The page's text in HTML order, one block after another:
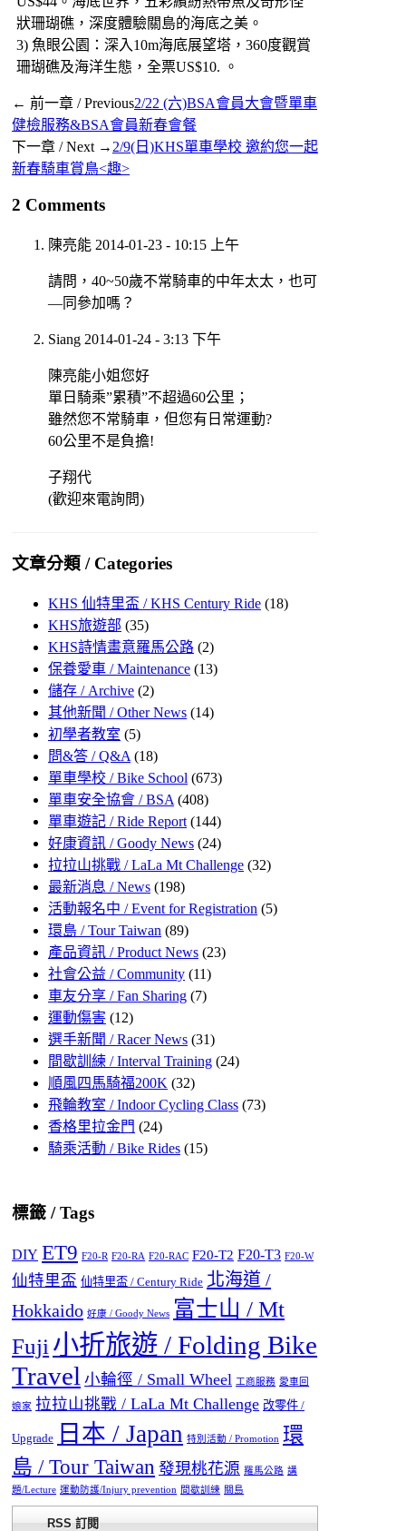
狀珊瑚礁，深度體驗關島的海底之美。
3) 魚眼公園：深入10m海底展望塔，360度觀賞
珊瑚礁及海洋生態，全票US$10. 。
← 前一章 / Previous2/22 (六)BSA會員大會暨單車
健檢服務&BSA會員新春會餐
下一章 / Next → 2/9(日)KHS單車學校 邀約您一起
新春騎車賞鳥<趣>
2 Comments
陳亮能 2014-01-23 - 10:15 上午
請問，40~50歲不常騎車的中年太太，也可
—同參加嗎？
Siang 2014-01-24 - 3:13 下午
陳亮能小姐您好
單日騎乘”累積”不超過60公里；
雖然您不常騎車，但您有日常運動?
60公里不是負擔!
子翔代
(歡迎來電詢問)
文章分類 / Categories
KHS 仙特里盃 / KHS Century Ride (18)
KHS旅遊部 (35)
KHS詩情畫意羅馬公路 (2)
保養愛車 / Maintenance (13)
儲存 / Archive (2)
其他新聞 / Other News (14)
初學者教室 (5)
問&答 / Q&A (18)
單車學校 / Bike School (673)
單車安全協會 / BSA (408)
單車遊記 / Ride Report (144)
好康資訊 / Goody News (24)
拉拉山挑戰 / LaLa Mt Challenge (32)
最新消息 / News (198)
活動報名中 / Event for Registration (5)
環島 / Tour Taiwan (89)
產品資訊 / Product News (23)
社會公益 / Community (11)
車友分享 / Fan Sharing (7)
運動傷害 (12)
選手新聞 / Racer News (31)
間歇訓練 / Interval Training (24)
順風四馬騎福200K (32)
飛輪教室 / Indoor Cycling Class (73)
香格里拉金門 (24)
騎乘活動 / Bike Rides (15)
標籤 / Tags
DIY ET9 F20-R F20-RA F20-RAC F20-T2 F20-T3 F20-W
仙特里盃 仙特里盃 / Century Ride 北海道 /
Hokkaido 好康 / Goody News 富士山 / Mt
Fuji 小折旅遊 / Folding Bike
Travel 小輪徑 / Small Wheel 工商服務 愛車回
娘家 拉拉山挑戰 / LaLa Mt Challenge 改零件 /
Upgrade 日本 / Japan 特別活動 / Promotion 環
島 / Tour Taiwan 發現桃花源 羅馬公路 講
題/Lecture 運動防護/Injury prevention 間歇訓練 關島
RSS 訂閱